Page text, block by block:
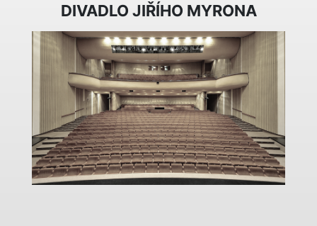
DIVADLO JIŘÍHO MYRONA